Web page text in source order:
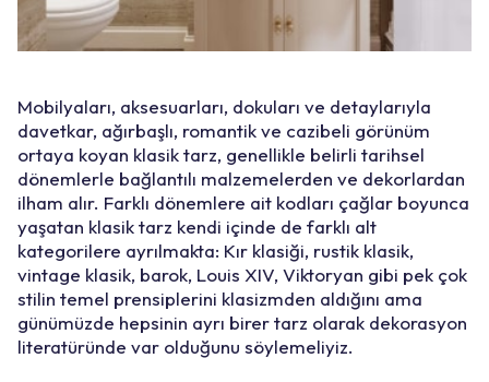
Mobilyaları, aksesuarları, dokuları ve detaylarıyla
davetkar, ağırbaşlı, romantik ve cazibeli görünüm
ortaya koyan klasik tarz, genellikle belirli tarihsel
dönemlerle bağlantılı malzemelerden ve dekorlardan
ilham alır. Farklı dönemlere ait kodları çağlar boyunca
yaşatan klasik tarz kendi içinde de farklı alt
kategorilere ayrılmakta: Kır klasiği, rustik klasik,
vintage klasik, barok, Louis XIV, Viktoryan gibi pek çok
stilin temel prensiplerini klasizmden aldığını ama
günümüzde hepsinin ayrı birer tarz olarak dekorasyon
literatüründe var olduğunu söylemeliyiz.